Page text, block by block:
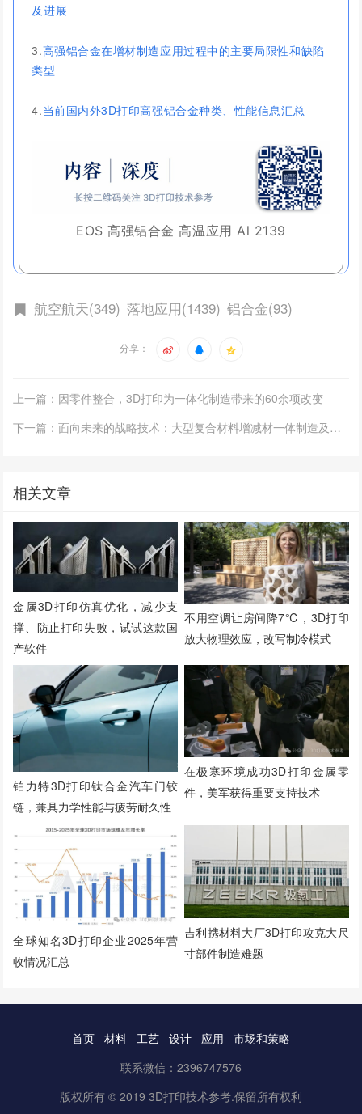
及进展
3.高强铝合金在增材制造应用过程中的主要局限性和缺陷
类型
4.当前国内外3D打印高强铝合金种类、性能信息汇总
EOS 高强铝合金 高温应用 Al 2139
航空航天(349) 落地应用(1439) 铝合金(93)
分享：
上一篇：因零件整合，3D打印为一体化制造带来的60余项改变
下一篇：面向未来的战略技术：大型复合材料增减材一体制造及其关键要素
相关文章
金属3D打印仿真优化，减少支
撑、防止打印失败，试试这款国
产软件
不用空调让房间降7℃，3D打印
放大物理效应，改写制冷模式
铂力特3D打印钛合金汽车门铰
链，兼具力学性能与疲劳耐久性
在极寒环境成功3D打印金属零
件，美军获得重要支持技术
全球知名3D打印企业2025年营
收情况汇总
吉利携材料大厂3D打印攻克大尺
寸部件制造难题
首页 材料 工艺 设计 应用
市场和策略
联系微信：2396747576
版权所有 © 2019 3D打印技术参考.保留所有权利